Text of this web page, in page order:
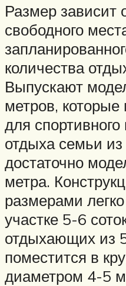
Размер зависит
свободного
количества
Выпускают
метров,
для
отдыха семьи
достаточно
метра.
размерами
участке 5-6
отдыхающих из
поместится в
диаметром 4-5